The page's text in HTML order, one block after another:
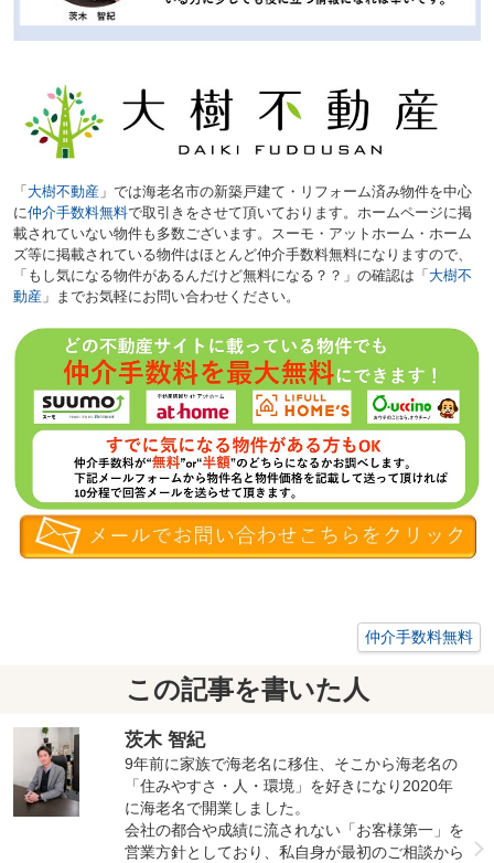
「 大樹不動産」では海老名市の新築戸建て・リフォーム済み物件を中心
に仲介手数料無料で取引きをさせて頂いております。ホームページに掲
載されていない物件も多数ございます。スーモ・アットホーム・ホーム
ズ等に掲載されている物件はほとんど仲介手数料無料になりますので、
「もし気になる物件があるんだけど無料になる？？」の確認は「 大樹不
動産」までお気軽にお問い合わせください。
仲介手数料無料
この記事を書いた人
茨木 智紀
9年前に家族で海老名に移住、そこから海老名の
「住みやすさ・人・環境」を好きになり2020年
に海老名で開業しました。
会社の都合や成績に流されない「お客様第一」を
営業方針としており、私自身が最初のご相談から